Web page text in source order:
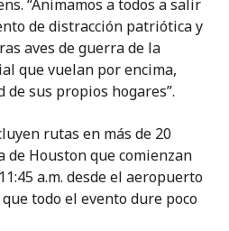
“Animamos a todos a salir
de distracción patriótica y
aves de guerra de la
que vuelan por encima,
de sus propios hogares”.
rutas en más de 20
de Houston que comienzan
a.m. desde el aeropuerto
todo el evento dure poco